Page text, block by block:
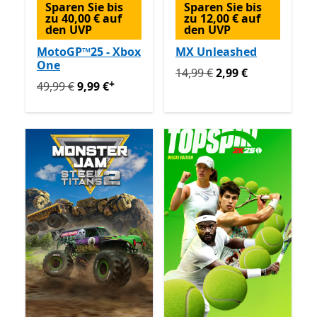
Sparen Sie bis
zu 40,00 € auf
den UVP
MotoGP™25 - Xbox
One
Ursprünglich 49,99 € jetzt 9,99 €
49,99 €9,99 €+
Sparen Sie bis
zu 12,00 € auf
den UVP
MX Unleashed
Ursprünglich 14,99 € jetzt
14,99 €2,99 €